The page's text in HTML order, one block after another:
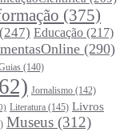
(375)
(247) Educação (217)
(290)
(140)
Jornalismo (142)
Literatura (145) Livros
Museus (312)